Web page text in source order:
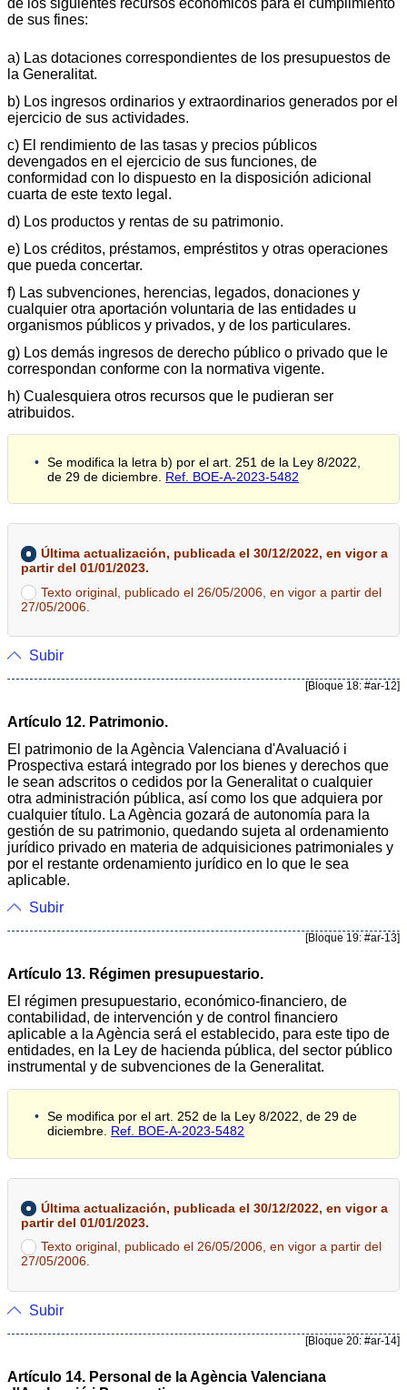
de sus fines:
a) Las dotaciones correspondientes de los presupuestos de
la Generalitat.
b) Los ingresos ordinarios y extraordinarios generados por el
ejercicio de sus actividades.
c) El rendimiento de las tasas y precios públicos
devengados en el ejercicio de sus funciones, de
conformidad con lo dispuesto en la disposición adicional
cuarta de este texto legal.
d) Los productos y rentas de su patrimonio.
e) Los créditos, préstamos, empréstitos y otras operaciones
que pueda concertar.
f) Las subvenciones, herencias, legados, donaciones y
cualquier otra aportación voluntaria de las entidades u
organismos públicos y privados, y de los particulares.
g) Los demás ingresos de derecho público o privado que le
correspondan conforme con la normativa vigente.
h) Cualesquiera otros recursos que le pudieran ser
atribuidos.
Se modifica la letra b) por el art. 251 de la Ley 8/2022,
de 29 de diciembre. Ref. BOE-A-2023-5482
Última actualización, publicada el 30/12/2022, en vigor a
partir del 01/01/2023.
Texto original, publicado el 26/05/2006, en vigor a partir del
27/05/2006.
Subir
[Bloque 18: #ar-12]
Artículo 12. Patrimonio.
El patrimonio de la Agència Valenciana d'Avaluació i
Prospectiva estará integrado por los bienes y derechos que
le sean adscritos o cedidos por la Generalitat o cualquier
otra administración pública, así como los que adquiera por
cualquier título. La Agència gozará de autonomía para la
gestión de su patrimonio, quedando sujeta al ordenamiento
jurídico privado en materia de adquisiciones patrimoniales y
por el restante ordenamiento jurídico en lo que le sea
aplicable.
Subir
[Bloque 19: #ar-13]
Artículo 13. Régimen presupuestario.
El régimen presupuestario, económico-financiero, de
contabilidad, de intervención y de control financiero
aplicable a la Agència será el establecido, para este tipo de
entidades, en la Ley de hacienda pública, del sector público
instrumental y de subvenciones de la Generalitat.
Se modifica por el art. 252 de la Ley 8/2022, de 29 de
diciembre. Ref. BOE-A-2023-5482
Última actualización, publicada el 30/12/2022, en vigor a
partir del 01/01/2023.
Texto original, publicado el 26/05/2006, en vigor a partir del
27/05/2006.
Subir
[Bloque 20: #ar-14]
Artículo 14. Personal de la Agència Valenciana